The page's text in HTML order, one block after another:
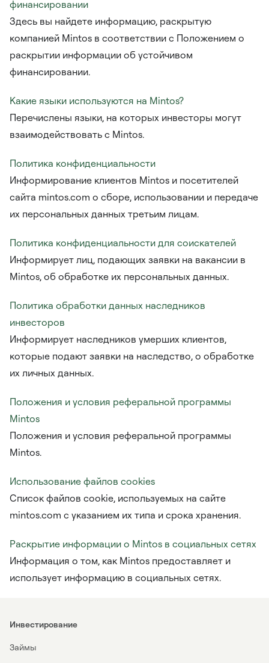
финансировании
Здесь вы найдете информацию, раскрытую
компанией Mintos в соответствии с Положением о
раскрытии информации об устойчивом
финансировании.
Какие языки используются на Mintos?
Перечислены языки, на которых инвесторы могут
взаимодействовать с Mintos.
Политика конфиденциальности
Информирование клиентов Mintos и посетителей
сайта mintos.com о сборе, использовании и передаче
их персональных данных третьим лицам.
Политика конфиденциальности для соискателей
Информирует лиц, подающих заявки на вакансии в
Mintos, об обработке их персональных данных.
Политика обработки данных наследников
инвесторов
Информирует наследников умерших клиентов,
которые подают заявки на наследство, о обработке
их личных данных.
Положения и условия реферальной программы
Mintos
Положения и условия реферальной программы
Mintos.
Использование файлов cookies
Список файлов cookie, используемых на сайте
mintos.com с указанием их типа и срока хранения.
Раскрытие информации о Mintos в социальных сетях
Информация о том, как Mintos предоставляет и
использует информацию в социальных сетях.
Инвестирование
Займы